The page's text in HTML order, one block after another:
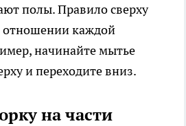
полы. Правило сверху
отношении каждой
начинайте мытье
и переходите вниз.
на части